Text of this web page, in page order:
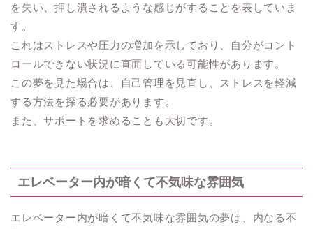
を失い、押し潰されるような感じがすることを表していま
す。
これはストレスや圧力の増加を示しており、自分がコント
ロールできない状況に直面している可能性があります。
この夢を見た場合は、自己管理を見直し、ストレスを軽減
する方法を探る必要があります。
また、サポートを求めることも大切です。
エレベーター内が暗くて不気味な雰囲気
エレベーター内が暗くて不気味な雰囲気の夢は、内なる不